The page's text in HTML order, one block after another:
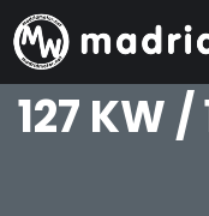
127 KW /